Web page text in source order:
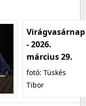
Virágvasárnap
- 2026.
március 29.
fotó: Tüskés
Tibor